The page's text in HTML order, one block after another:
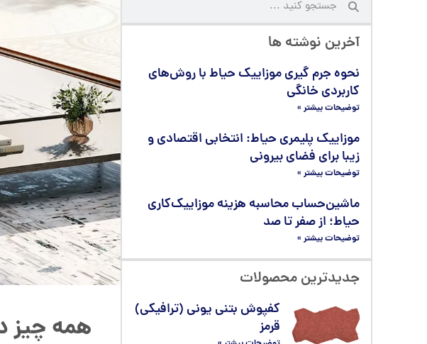
آخرین نوشته ها
نحوه جرم گیری موزاییک حیاط با روش‌های
کاربردی خانگی
توضیحات بیشتر »
موزاییک پلیمری حیاط: انتخابی اقتصادی و
زیبا برای فضای بیرونی
توضیحات بیشتر »
ماشین‌حساب محاسبه هزینه موزاییک‌کاری
حیاط؛ از صفر تا صد
توضیحات بیشتر »
جدیدترین محصولات
کفپوش بتنی یونی (ترافیکی)
قرمز
همه چیز